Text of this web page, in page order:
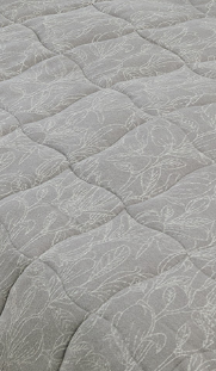
ク
ーバッグ
ネック
ブレ
その他
ファ
帽子
ネクタ
マフ
スカ
手袋
ベルト
靴下
マ
ク
財布
財布
革小物
ポーチ
その他
ウオ
ウオッ
ネック
ブレ
リング
用品